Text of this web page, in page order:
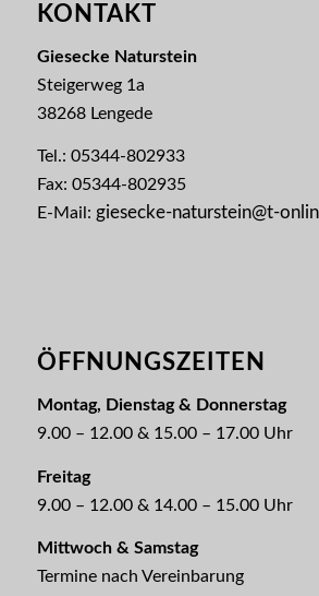
KONTAKT
Giesecke Naturstein
Steigerweg 1a
38268 Lengede
Tel.: 05344-802933
Fax: 05344-802935
E-Mail: giesecke-naturstein@t-
ÖFFNUNGSZEITEN
Montag, Dienstag & Donnerstag
9.00 – 12.00 & 15.00 – 17.00 Uhr
Freitag
9.00 – 12.00 & 14.00 – 15.00 Uhr
Mittwoch & Samstag
Termine nach Vereinbarung